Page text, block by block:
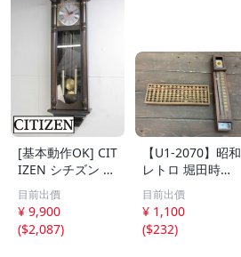
[基本動作OK] CIT
IZEN シチズン リ
ズム時計 掛時計
柱時計 置時計 電
池式 ビンテージ
アンティーク レ
目前出價
¥ 9,900
($2,087)
【U1-2070】昭和
レトロ 堀田時計
店 水晶和時計 尺
時計 掛け 木製 そ
ろばん アンティ
ーク 雑貨まとめ
目前出價
¥ 1,100
($232)